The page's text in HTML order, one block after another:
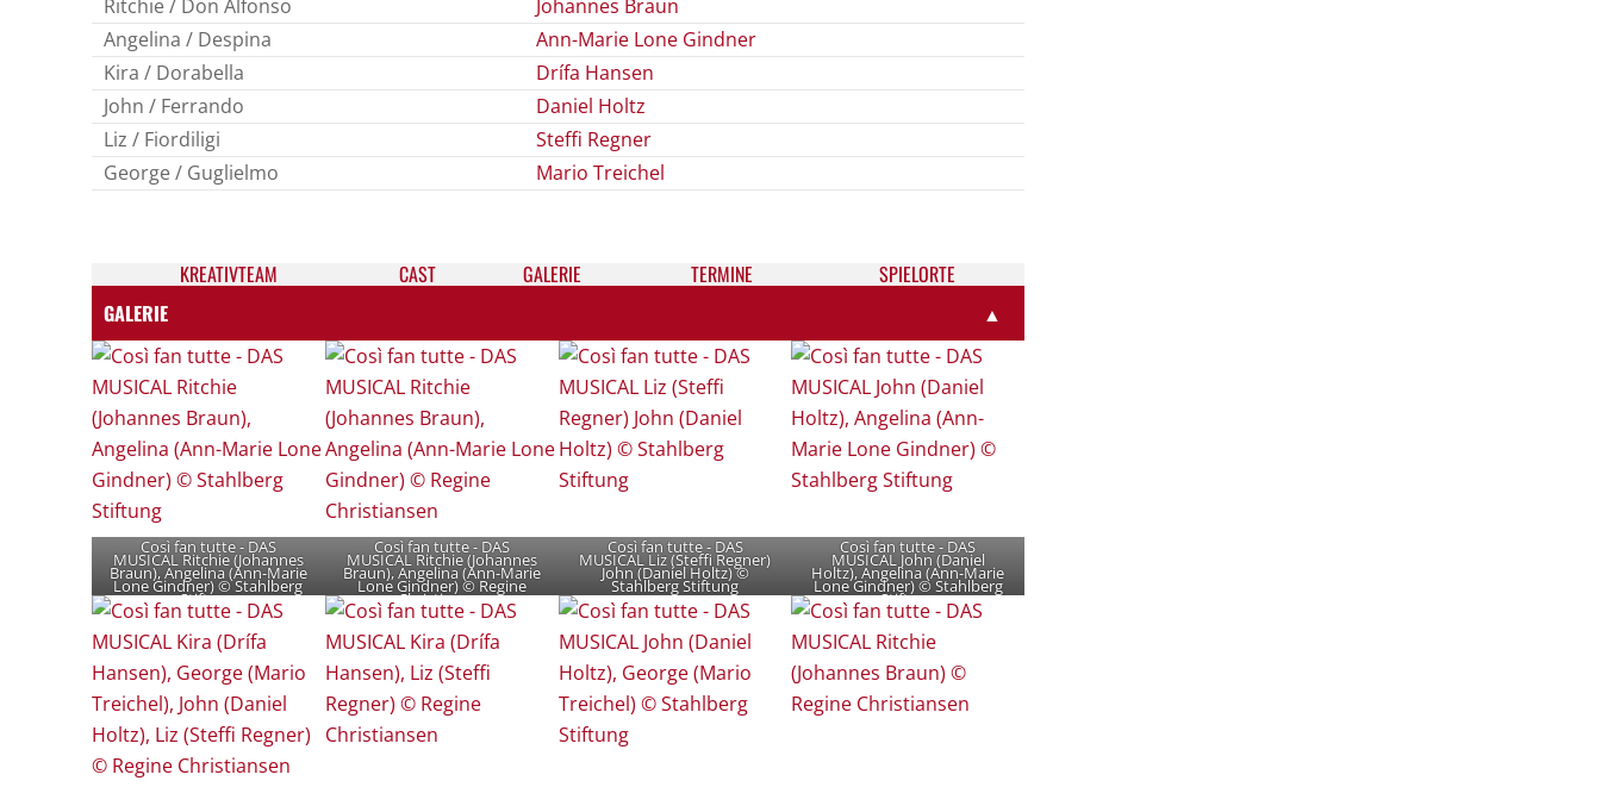
Ritchie / Don Alfonso
Johannes Braun
Angelina / Despina
Ann-Marie Lone Gindner
Kira / Dorabella
Drífa Hansen
John / Ferrando
Daniel Holtz
Liz / Fiordiligi
Steffi Regner
George / Guglielmo
Mario Treichel
KREATIV­TEAM CAST GALE­RIE TER­MI­NE
SPIELORTE
GALERIE
▲
Così fan tutte - DAS
MUSICAL Ritchie (Johannes
Braun), Angelina (Ann-Marie
Lone Gindner) © Stahlberg
Stiftung
Così fan tutte - DAS
MUSICAL Ritchie (Johannes
Braun), Angelina (Ann-Marie
Lone Gindner) © Regine
Christiansen
Così fan tutte - DAS
MUSICAL Liz (Steffi Regner)
John (Daniel Holtz) ©
Stahlberg Stiftung
Così fan tutte - DAS
MUSICAL John (Daniel
Holtz), Angelina (Ann-Marie
Lone Gindner) © Stahlberg
Stiftung